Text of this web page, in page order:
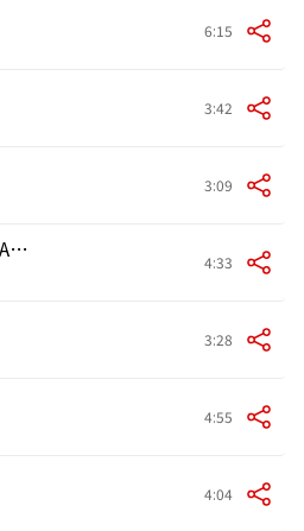
6:15
3:42
3:09
猫 〜THE FIRST TAKE ver.〜 4:33
3:28
4:55
4:04